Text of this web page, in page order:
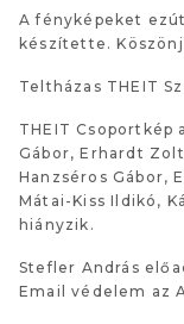
A fényképeket
készítette.
Teltházas THEIT
THEIT Csoportkép
Gábor, Erhardt
Hanzséros Gábor,
Mátai-Kiss Ildikó,
hiányzik.
Stefler András
Email védelem az